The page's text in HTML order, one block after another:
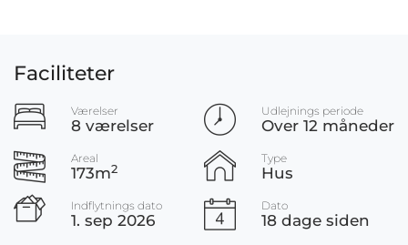
Faciliteter
Værelser
8 værelser
Udlejnings periode
Over 12 måneder
Areal
173m2
Type
Hus
Indflytnings dato
1. sep 2026
Dato
18 dage siden